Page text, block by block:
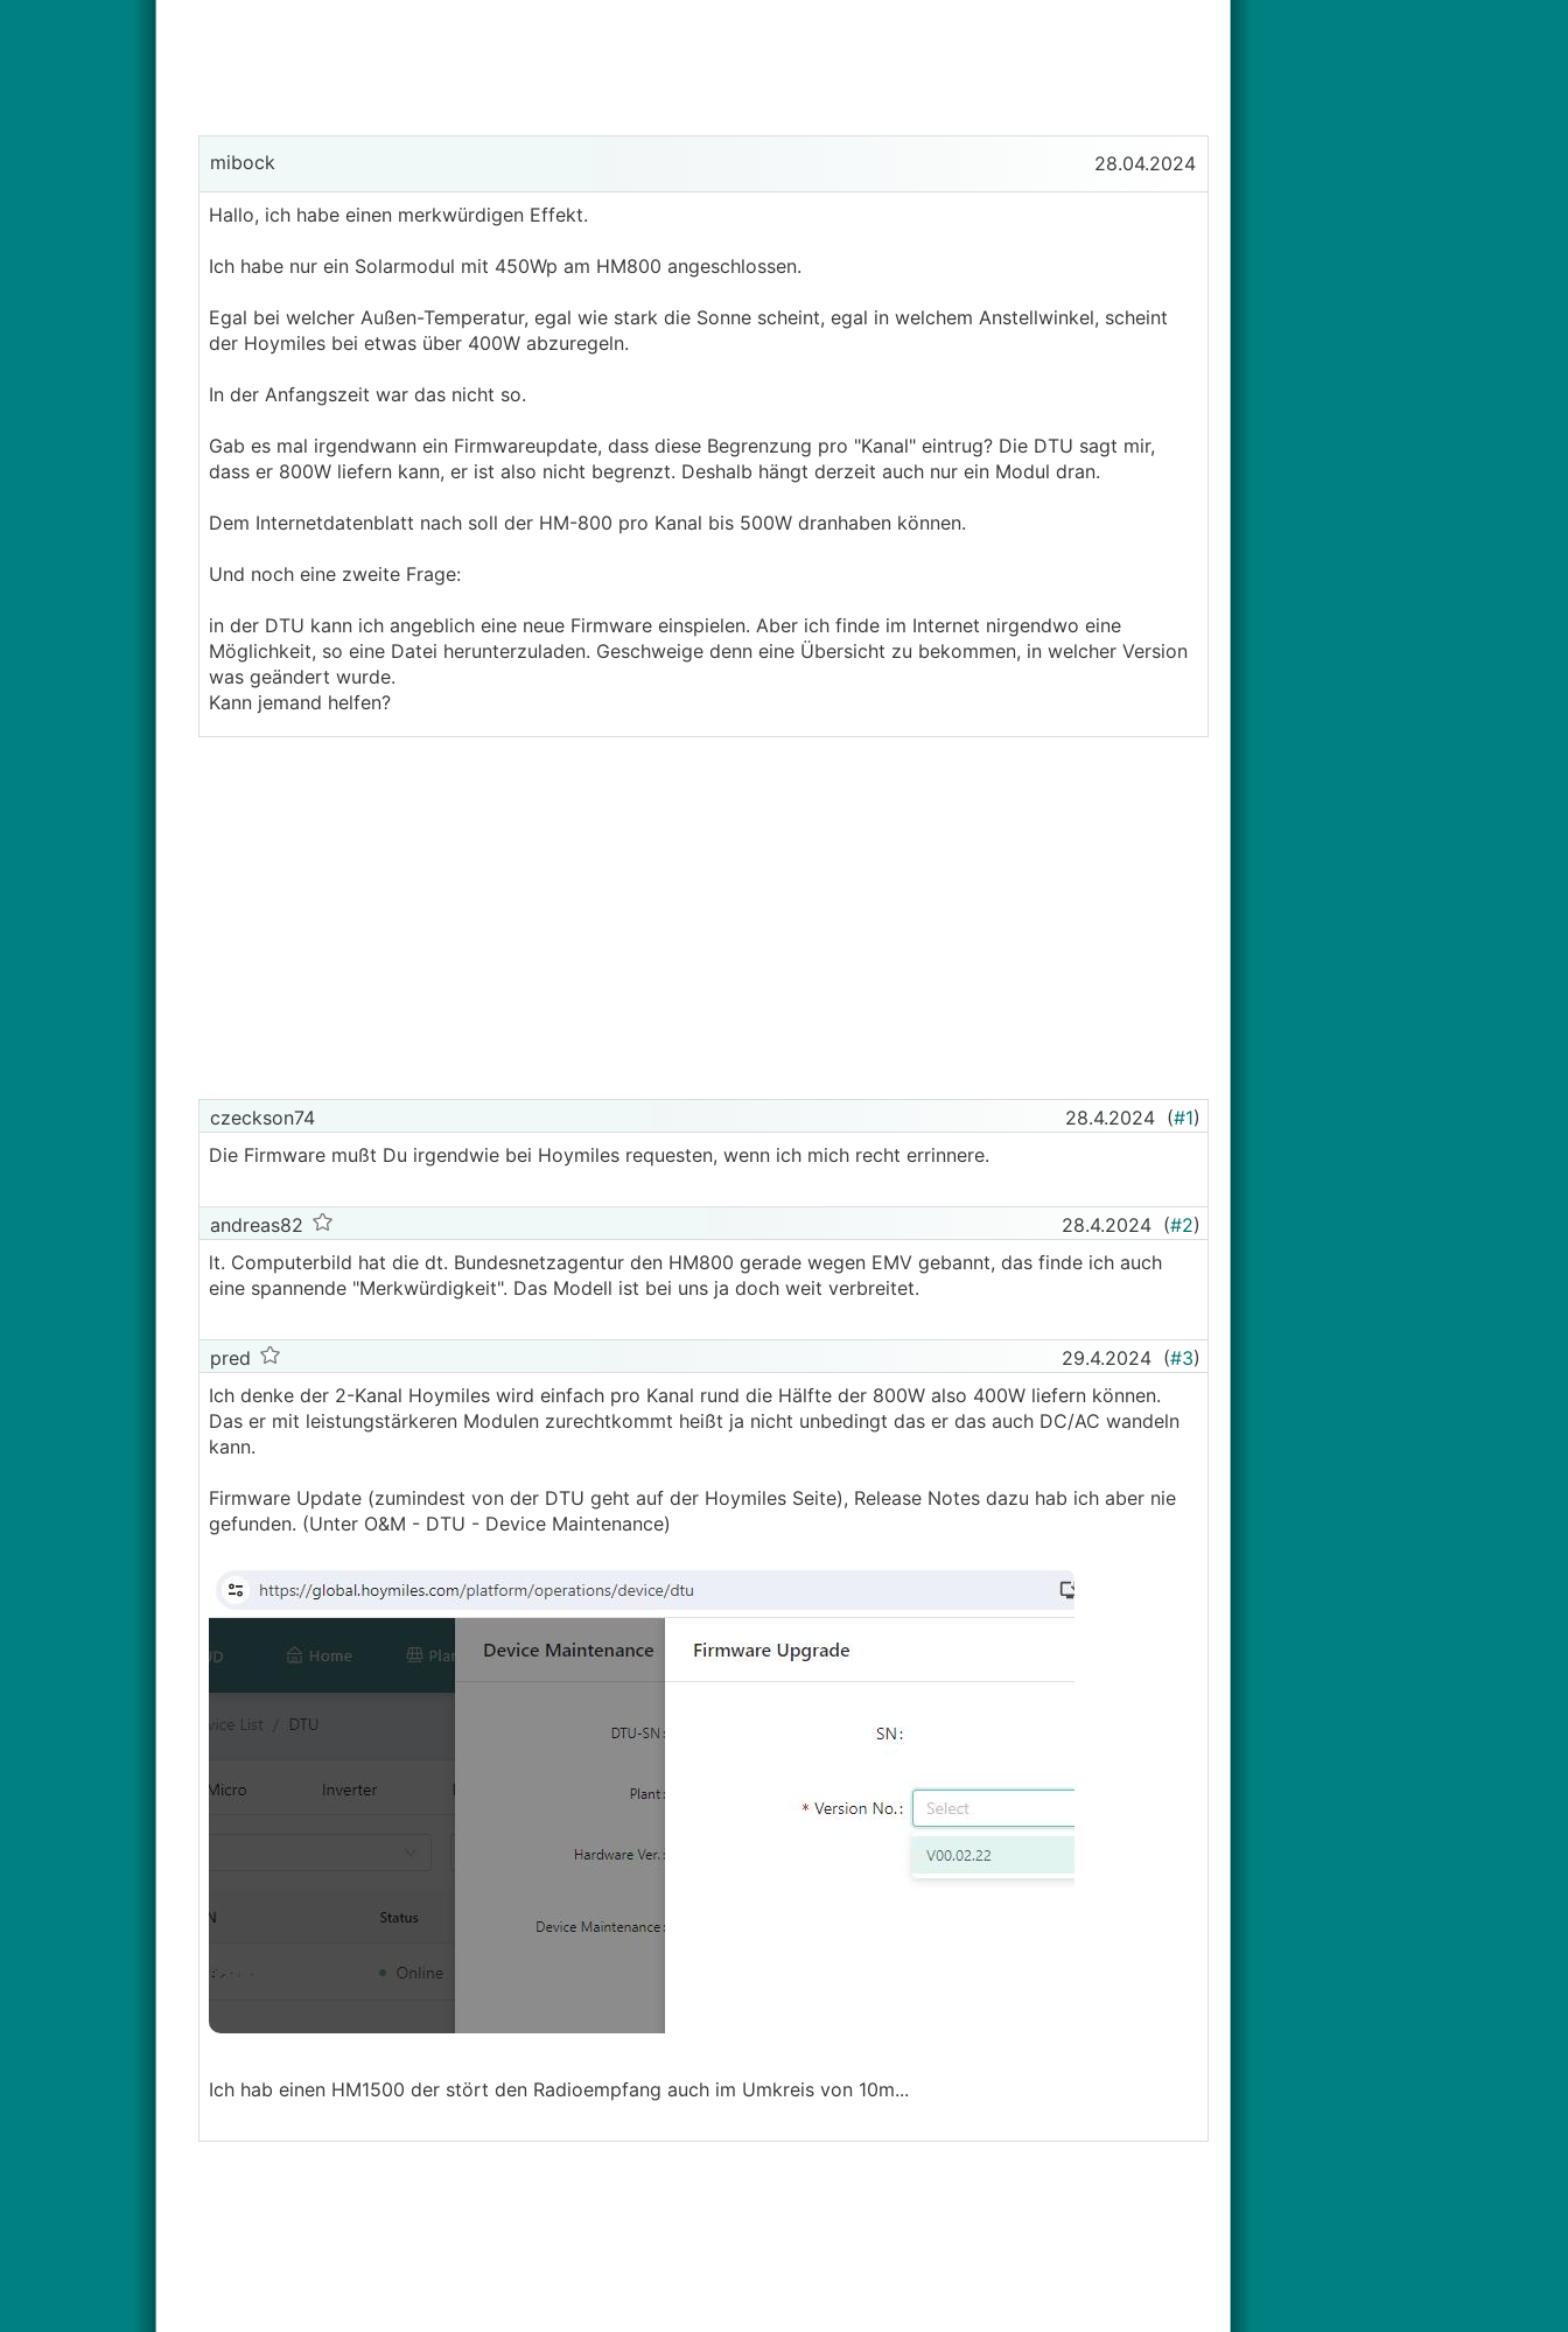
mibock 28.04.2024
Hallo, ich habe einen merkwürdigen Effekt.
Ich habe nur ein Solarmodul mit 450Wp am HM800 angeschlossen.
Egal bei welcher Außen-Temperatur, egal wie stark die Sonne scheint, egal in welchem Anstellwinkel, scheint
der Hoymiles bei etwas über 400W abzuregeln.
In der Anfangszeit war das nicht so.
Gab es mal irgendwann ein Firmwareupdate, dass diese Begrenzung pro "Kanal" eintrug? Die DTU sagt mir,
dass er 800W liefern kann, er ist also nicht begrenzt. Deshalb hängt derzeit auch nur ein Modul dran.
Dem Internetdatenblatt nach soll der HM-800 pro Kanal bis 500W dranhaben können.
Und noch eine zweite Frage:
in der DTU kann ich angeblich eine neue Firmware einspielen. Aber ich finde im Internet nirgendwo eine
Möglichkeit, so eine Datei herunterzuladen. Geschweige denn eine Übersicht zu bekommen, in welcher Version
was geändert wurde.
Kann jemand helfen?
czeckson74 28.4.2024 (#1)
Die Firmware mußt Du irgendwie bei Hoymiles requesten, wenn ich mich recht errinnere.
andreas82 28.4.2024 (#2)
lt. Computerbild hat die dt. Bundesnetzagentur den HM800 gerade wegen EMV gebannt, das finde ich auch
eine spannende "Merkwürdigkeit". Das Modell ist bei uns ja doch weit verbreitet.
pred 29.4.2024 (#3)
Ich denke der 2-Kanal Hoymiles wird einfach pro Kanal rund die Hälfte der 800W also 400W liefern können.
Das er mit leistungstärkeren Modulen zurechtkommt heißt ja nicht unbedingt das er das auch DC/AC wandeln
kann.
Firmware Update (zumindest von der DTU geht auf der Hoymiles Seite), Release Notes dazu hab ich aber nie
gefunden. (Unter O&M - DTU - Device Maintenance)
Ich hab einen HM1500 der stört den Radioempfang auch im Umkreis von 10m...